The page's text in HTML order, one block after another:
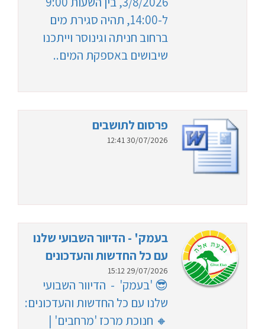
ל-14:00, תהיה סגירת מים
ברחוב חניתה וגינוסר וייתכנו
שיבושים באספקת המים..
פרסום לתושבים
30/07/2026 12:41
בעמק' - הדיוור השבועי שלנו
עם כל החדשות והעדכונים
29/07/2026 15:12
😎 'בעמק' - הדיוור השבועי
שלנו עם כל החדשות והעדכונים:
🔸 חנוכת מרכז 'מרחבים' |